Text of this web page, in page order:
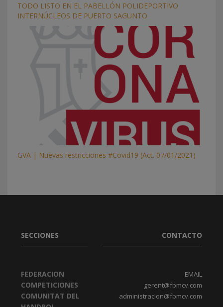
TODO LISTO EN EL PABELLÓN POLIDEPORTIVO
INTERNÚCLEOS DE PUERTO SAGUNTO
GVA | Nuevas restricciones #Covid19 (Act. 07/01/2021)
SECCIONES
FEDERACION
COMPETICIONES
COMUNITAT DEL
CONTACTO
EMAIL
gerent@fbmcv.com
administracion@fbmcv.com